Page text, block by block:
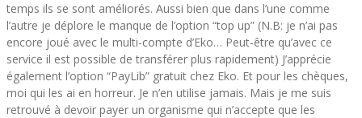
temps ils se sont améliorés. Aussi bien que dans l’une comme
l’autre je déplore le manque de l’option “top up” (N.B: je n’ai pas
encore joué avec le multi-compte d’Eko… Peut-être qu’avec ce
service il est possible de transférer plus rapidement) J’apprécie
également l’option “PayLib” gratuit chez Eko. Et pour les chèques,
moi qui les ai en horreur. Je n’en utilise jamais. Mais je me suis
retrouvé à devoir payer un organisme qui n’accepte que les